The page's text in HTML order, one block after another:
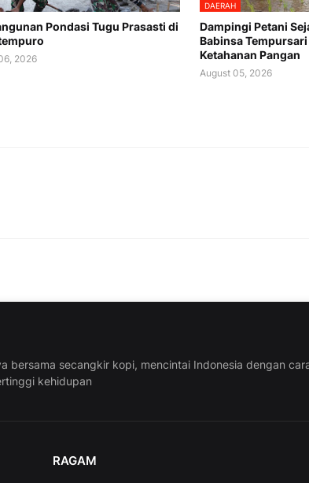
Pondasi Tugu Prasasti di
2026
DAERAH
Dampingi Petani
Babinsa
Ketahanan Pangan
August 05, 2026
bersama secangkir kopi, mencintai Indonesia dengan
kehidupan
RAGAM